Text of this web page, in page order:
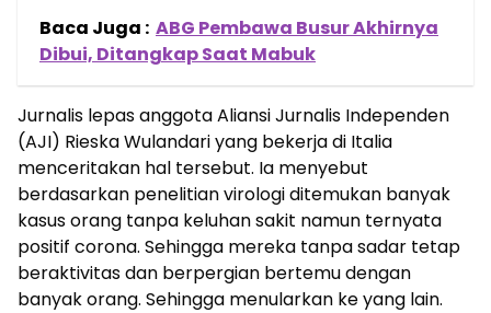
Baca Juga : ABG Pembawa Busur Akhirnya
Dibui, Ditangkap Saat Mabuk
Jurnalis lepas anggota Aliansi Jurnalis Independen
(AJI) Rieska Wulandari yang bekerja di Italia
menceritakan hal tersebut. Ia menyebut
berdasarkan penelitian virologi ditemukan banyak
kasus orang tanpa keluhan sakit namun ternyata
positif corona. Sehingga mereka tanpa sadar tetap
beraktivitas dan berpergian bertemu dengan
banyak orang. Sehingga menularkan ke yang lain.